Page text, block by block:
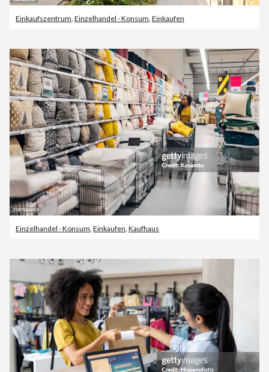
Einkaufszentrum Einzelhandel - Konsum Einkaufen
Einzelhandel - Konsum, Einkaufen, Kaufhaus